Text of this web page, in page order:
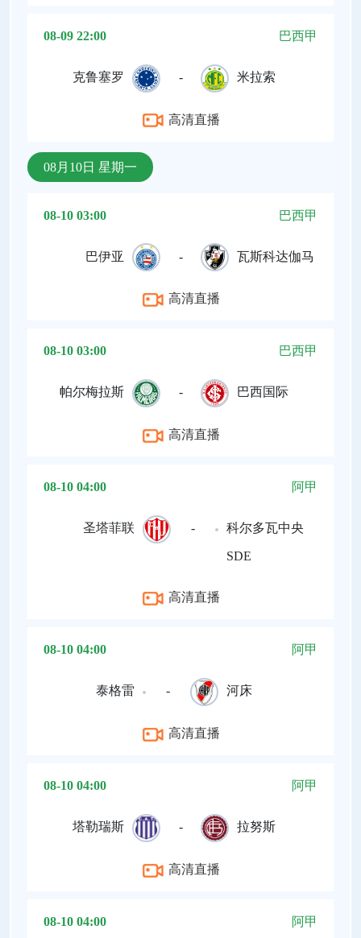
08-09 22:00 巴西甲
克鲁塞罗 - 米拉索
高清直播
08月10日 星期一
08-10 03:00 巴西甲
巴伊亚 - 瓦斯科达伽马
高清直播
08-10 03:00 巴西甲
帕尔梅拉斯 - 巴西国际
高清直播
08-10 04:00 阿甲
圣塔菲联 - 科尔多瓦中央
SDE
高清直播
08-10 04:00 阿甲
泰格雷 - 河床
高清直播
08-10 04:00 阿甲
塔勒瑞斯 - 拉努斯
高清直播
08-10 04:00 阿甲